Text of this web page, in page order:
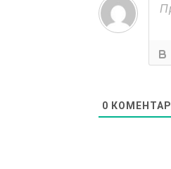
0 КОМЕНТАРІ